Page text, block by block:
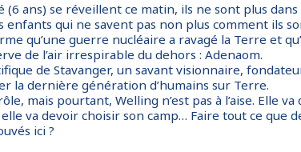
(6 ans) se réveillent ce matin, ils ne sont plus
enfants qui ne savent pas non plus comment ils
qu’une guerre nucléaire a ravagé la Terre et
de l’air irrespirable du dehors : Adenaom.
de Stavanger, un savant visionnaire,
la dernière génération d’humains sur Terre.
mais pourtant, Welling n’est pas à l’aise. Elle
va devoir choisir son camp… Faire tout ce que
ici ?